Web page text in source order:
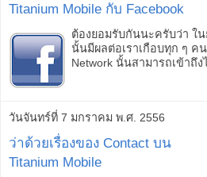
Titanium Mobile กับ Facebook
ต้องยอมรับกันนะครับว่า ใ
นั้นมีผลต่อเราเกือบทุก ๆ คน
Network นั้นสามารถเข้าถึง
วันจันทร์ที่ 7 มกราคม พ.ศ. 2556
ว่าด้วยเรื่องของ Contact บน
Titanium Mobile